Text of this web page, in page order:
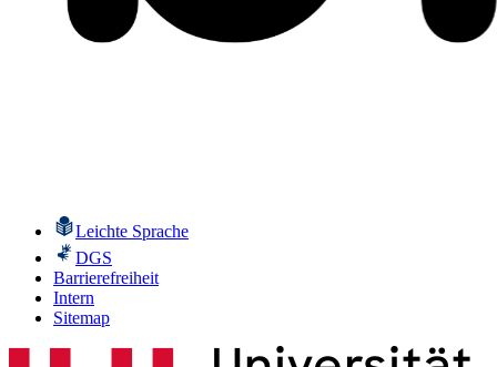
Leichte Sprache
DGS
Barrierefreiheit
Intern
Sitemap